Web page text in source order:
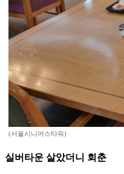
(서울시니어스타워)
실버타운 살았더니 회춘